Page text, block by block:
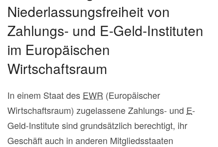
Niederlassungsfreiheit von
Zahlungs- und E-Geld-Instituten
im Europäischen
Wirtschaftsraum
In einem Staat des EWR (Europäischer
Wirtschaftsraum) zugelassene Zahlungs- und E-
Geld-Institute sind grundsätzlich berechtigt, ihr
Geschäft auch in anderen Mitgliedsstaaten